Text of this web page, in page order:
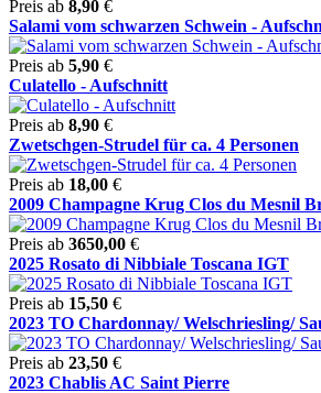
Preis ab 8,90 €
Salami vom schwarzen Schwein -
Preis ab 5,90 €
Culatello - Aufschnitt
Preis ab 8,90 €
Zwetschgen-Strudel für ca. 4 Personen
Preis ab 18,00 €
2009 Champagne Krug Clos du Mesnil
Preis ab 3650,00 €
2025 Rosato di Nibbiale Toscana IGT
Preis ab 15,50 €
2023 TO Chardonnay/ Welschriesling/
Preis ab 23,50 €
2023 Chablis AC Saint Pierre